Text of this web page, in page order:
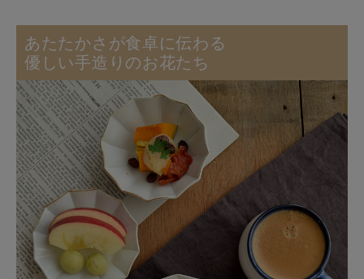
あたたかさが食卓に伝わる
優しい手造りのお花たち